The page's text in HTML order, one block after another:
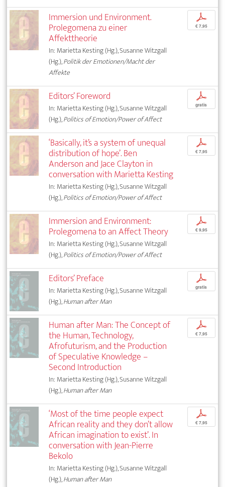
Immersion und Environment.
Prolegomena zu einer
Affekttheorie
In: Marietta Kesting (Hg.), Susanne Witzgall
(Hg.),Politik der Emotionen/Macht der
Affekte
p
€ 7,95
Editors’ Foreword
In: Marietta Kesting (Hg.), Susanne Witzgall
(Hg.),Politics of Emotion/Power of Affect
p
gratis
‘Basically, it’s a system of unequal
distribution of hope’. Ben
Anderson and Jace Clayton in
conversation with Marietta Kesting
In: Marietta Kesting (Hg.), Susanne Witzgall
(Hg.),Politics of Emotion/Power of Affect
p
€ 7,95
Immersion and Environment:
Prolegomena to an Affect Theory
In: Marietta Kesting (Hg.), Susanne Witzgall
(Hg.),Politics of Emotion/Power of Affect
p
€ 9,95
Editors’ Preface
In: Marietta Kesting (Hg.), Susanne Witzgall
(Hg.),Human after Man
p
gratis
Human after Man: The Concept of
the Human, Technology,
Afrofuturism, and the Production
of Speculative Knowledge –
Second Introduction
In: Marietta Kesting (Hg.), Susanne Witzgall
(Hg.),Human after Man
p
€ 7,95
‘Most of the time people expect
African reality and they don’t allow
African imagination to exist’. In
conversation with Jean-Pierre
Bekolo
In: Marietta Kesting (Hg.), Susanne Witzgall
(Hg.),Human after Man
p
€ 7,95